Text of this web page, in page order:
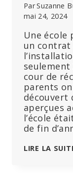
ParSuzanne
mai 24, 2024
Une école
un contrat
seulement
cour de
parents
découvert
aperçues
l’école
de fin
LIRE LA